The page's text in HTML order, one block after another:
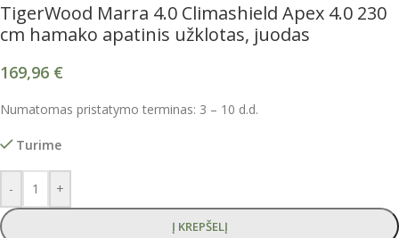
TigerWood Marra 4.0 Climashield Apex 4.0 230
cm hamako apatinis užklotas, juodas
169,96 €
Numatomas pristatymo terminas: 3 – 10 d.d.
Turime
- +
Į KREPŠELĮ